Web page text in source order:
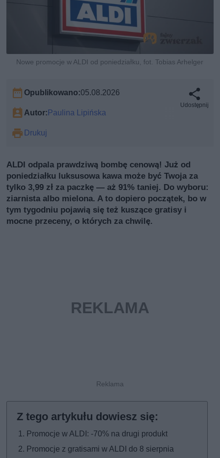
Nowe promocje w ALDI od poniedziałku, fot. Tobias Arhelger
Opublikowano:05.08.2026
Autor: Paulina Lipińska
Drukuj
Udostępnij
ALDI odpala prawdziwą bombę cenową! Już od
poniedziałku luksusowa kawa może być Twoja za
tylko 3,99 zł za paczkę — aż 91% taniej. Do wyboru:
ziarnista albo mielona. A to dopiero początek, bo w
tym tygodniu pojawią się też kuszące gratisy i
mocne przeceny, o których za chwilę.
Promocje w ALDI: -70% na drugi produkt
Promocje z gratisami w ALDI do 8 sierpnia